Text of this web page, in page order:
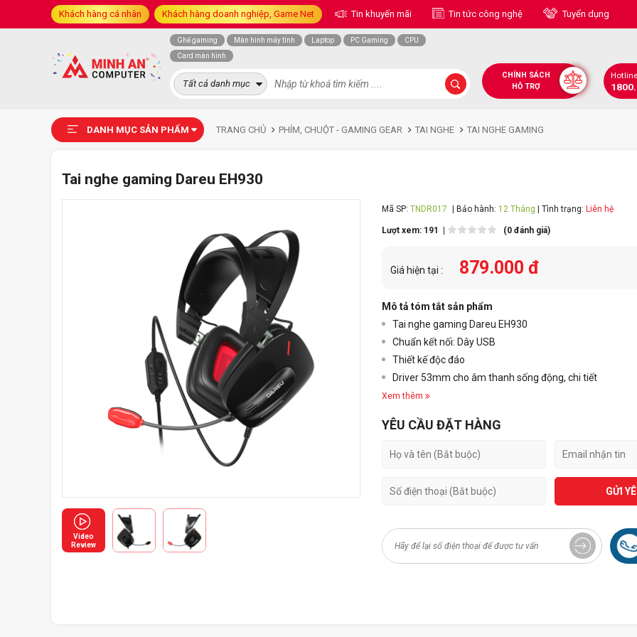
Khách hàng cá nhân Khách hàng doanh nghiệp, Game Net Tin khuyến mãi Tin tức công nghệ Tuyển dụng
Ghế gaming Màn hình máy tính Laptop PC Gaming
CPU
Card màn hình
Tất cả danh mục
CHÍNH SÁCH
HỖ TRỢ
Hotline
DANH MỤC SẢN PHẨM TRANG CHỦ PHÍM, CHUỘT - GAMING GEAR TAI NGHE TAI NGHE GAMING
Tai nghe gaming Dareu EH930
Video
Review
Mã SP: TNDR017 | Bảo hành: 12 Tháng | Tình trạng: Liên hệ
Lượt xem: 191 | (0 đánh giá)
Giá hiện tại : 879.000 đ
Mô tả tóm tắt sản phẩm
Tai nghe gaming Dareu EH930
Chuẩn kết nối: Dây USB
Thiết kế độc đáo
Driver 53mm cho âm thanh sống động, chi tiết
Xem thêm
YÊU CẦU ĐẶT HÀNG
GỬI